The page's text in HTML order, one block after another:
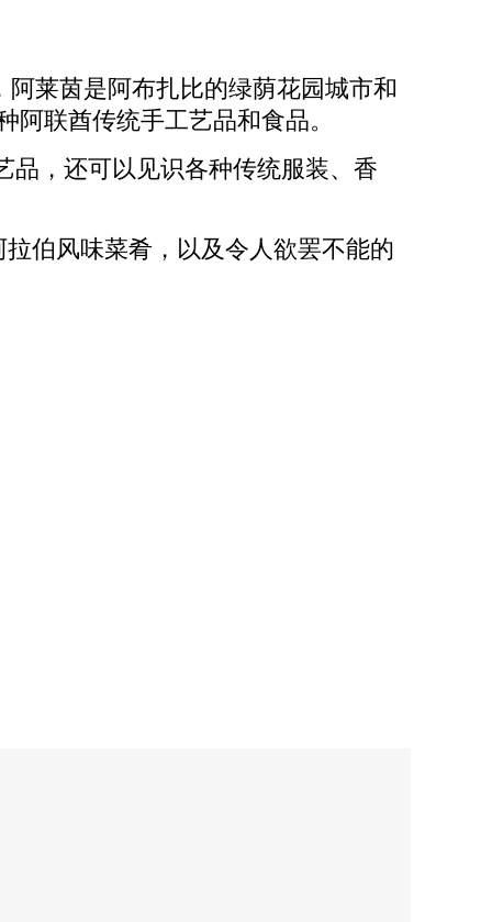
莱茵是阿布扎比的绿荫花园城市和
联酋传统手工艺品和食品。
，还可以见识各种传统服装、香
伯风味菜肴，以及令人欲罢不能的